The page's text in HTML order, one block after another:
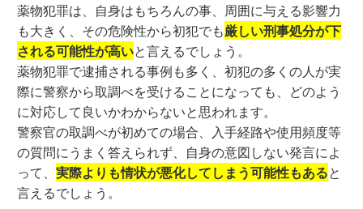
薬物犯罪は、自身はもちろんの事、周囲に与える影響力
も大きく、その危険性から初犯でも厳しい刑事処分が下
される可能性が高いと言えるでしょう。
薬物犯罪で逮捕される事例も多く、初犯の多くの人が実
際に警察から取調べを受けることになっても、どのよう
に対応して良いかわからないと思われます。
警察官の取調べが初めての場合、入手経路や使用頻度等
の質問にうまく答えられず、自身の意図しない発言によ
って、実際よりも情状が悪化してしまう可能性もあると
言えるでしょう。